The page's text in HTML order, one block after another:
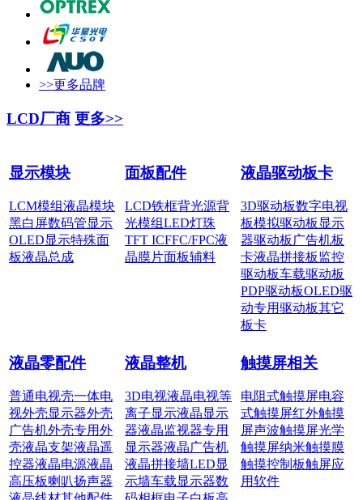
>>更多品牌
LCD厂商 更多>>
显示模块
LCM模组液晶模块
黑白屏数码管显示
OLED显示特殊面
板液晶总成
面板配件
LCD铁框背光源背
光模组LED灯珠
TFT ICFFC/FPC液
晶膜片面板辅料
液晶驱动板卡
3D驱动板数字电视
板模拟驱动板 显示
器驱动板广告机板
卡液晶拼接板监控
驱动板车载驱动板
PDP驱动板OLED驱
动专用驱动板其它
板卡
液晶零配件
普通电视壳一体电
视外壳显示器外壳
广告机外壳专用外
壳液晶支架液晶遥
控器液晶电源液晶
高压板喇叭扬声器
液晶整机
3D电视液晶电视等
离子显示液晶显示
器液晶监视器专用
显示器液晶广告机
液晶拼接墙LED显
示墙车载显示器数
触摸屏相关
电阻式触摸屏电容
式触摸屏红外触摸
屏声波触摸屏光学
触摸屏纳米触摸膜
触摸控制板触屏应
用软件